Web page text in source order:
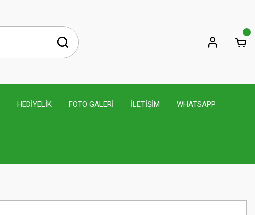
HEDİYELİK FOTO GALERİ İLETİŞİM WHATSAPP